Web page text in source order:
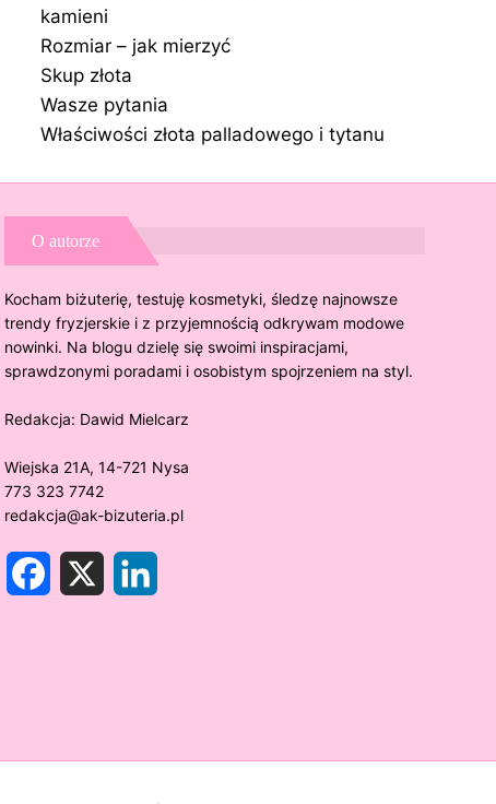
kamieni
Rozmiar – jak mierzyć
Skup złota
Wasze pytania
Właściwości złota palladowego i tytanu
O autorze
Kocham biżuterię, testuję kosmetyki, śledzę najnowsze
trendy fryzjerskie i z przyjemnością odkrywam modowe
nowinki. Na blogu dzielę się swoimi inspiracjami,
sprawdzonymi poradami i osobistym spojrzeniem na styl.
Redakcja: Dawid Mielcarz
Wiejska 21A, 14-721 Nysa
773 323 7742
redakcja@ak-bizuteria.pl
X